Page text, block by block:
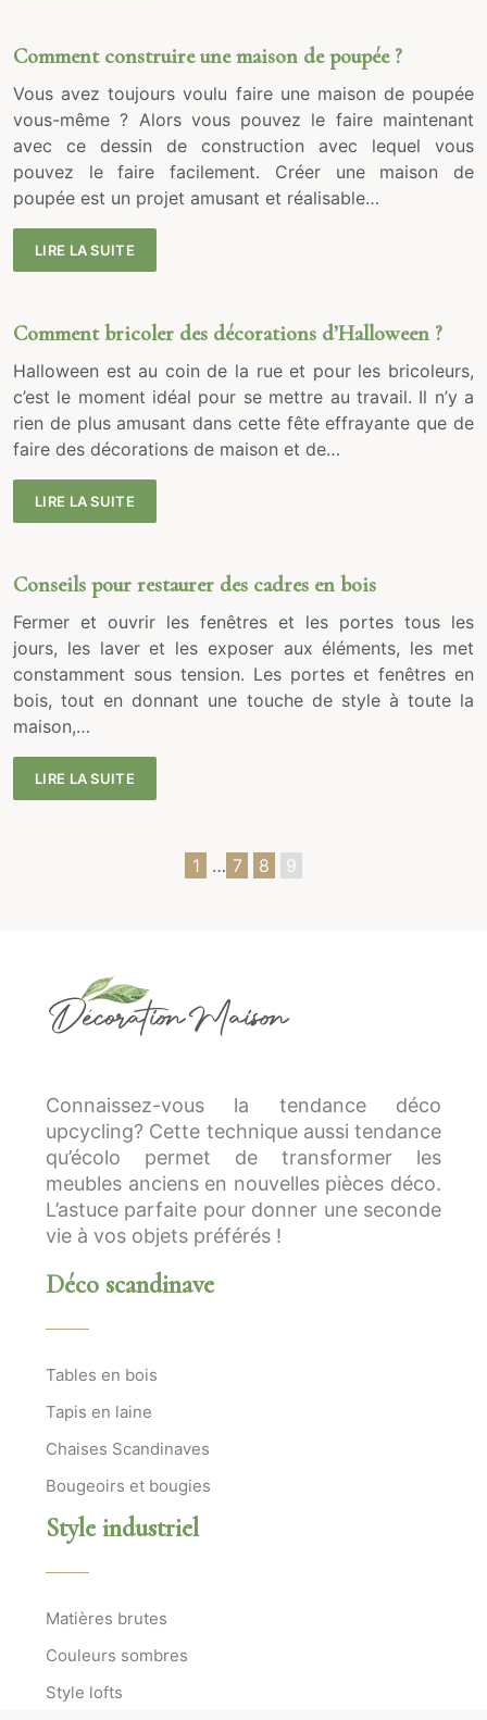
Comment construire une maison de poupée ?
Vous avez toujours voulu faire une maison de poupée
vous-même ? Alors vous pouvez le faire maintenant
avec ce dessin de construction avec lequel vous
pouvez le faire facilement. Créer une maison de
poupée est un projet amusant et réalisable…
LIRE LA SUITE
Comment bricoler des décorations d’Halloween ?
Halloween est au coin de la rue et pour les bricoleurs,
c’est le moment idéal pour se mettre au travail. Il n’y a
rien de plus amusant dans cette fête effrayante que de
faire des décorations de maison et de…
LIRE LA SUITE
Conseils pour restaurer des cadres en bois
Fermer et ouvrir les fenêtres et les portes tous les
jours, les laver et les exposer aux éléments, les met
constamment sous tension. Les portes et fenêtres en
bois, tout en donnant une touche de style à toute la
maison,…
LIRE LA SUITE
1 … 7 8 9
Connaissez-vous la tendance déco
upcycling? Cette technique aussi tendance
qu’écolo permet de transformer les
meubles anciens en nouvelles pièces déco.
L’astuce parfaite pour donner une seconde
vie à vos objets préférés !
Déco scandinave
Tables en bois
Tapis en laine
Chaises Scandinaves
Bougeoirs et bougies
Style industriel
Matières brutes
Couleurs sombres
Style lofts